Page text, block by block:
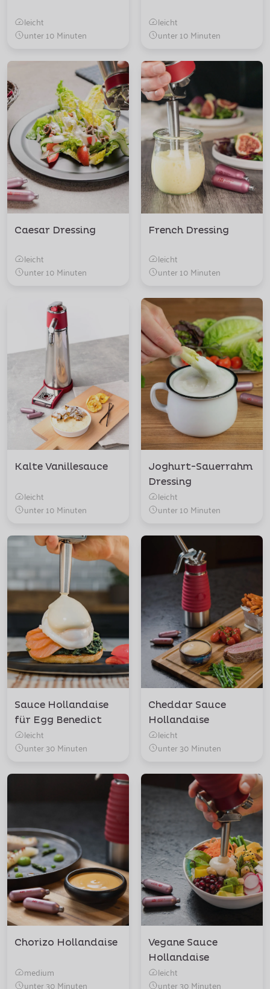
leicht
unter 10 Minuten
leicht
unter 10 Minuten
Caesar Dressing
leicht
unter 10 Minuten
French Dressing
leicht
unter 10 Minuten
Kalte Vanillesauce
leicht
unter 10 Minuten
Joghurt-Sauerrahm
Dressing
leicht
unter 10 Minuten
Sauce Hollandaise
für Egg Benedict
leicht
unter 30 Minuten
Cheddar Sauce
Hollandaise
leicht
unter 30 Minuten
Chorizo Hollandaise
medium
unter 30 Minuten
Vegane Sauce
Hollandaise
leicht
unter 30 Minuten